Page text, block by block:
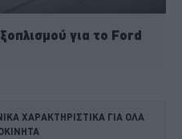
για το Ford
ΧΑΡΑΚΤΗΡΙΣΤΙΚΑ ΓΙΑ ΟΛΑ